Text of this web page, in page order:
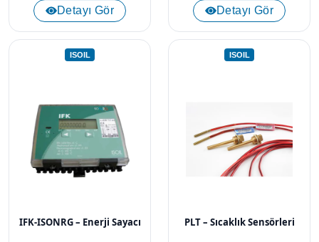
Detayı Gör Detayı Gör
ISOIL
IFK-ISONRG – Enerji Sayacı
ISOIL
PLT – Sıcaklık Sensörleri